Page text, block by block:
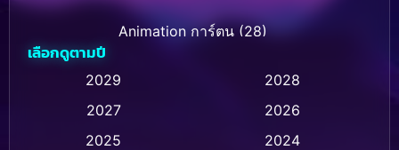
Animation การ์ตูน (28)
Animation การ์ตูน (236)
Animation การ์ตูน (32)
เลือกดูตามปี
2029
2028
2027
2026
2025
2024